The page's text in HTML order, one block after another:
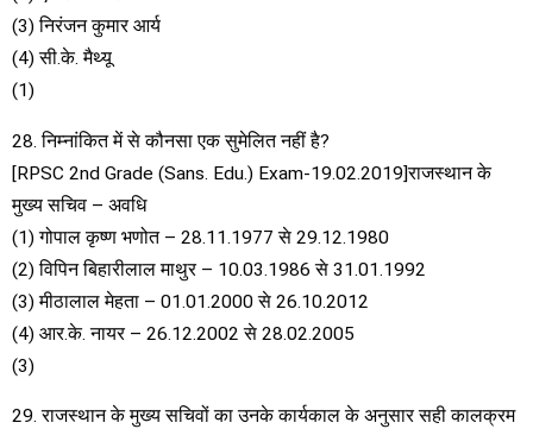
(3) निरंजन कुमार आर्य
(4) सी.के. मैथ्यू
(1)
28. निम्नांकित में से कौनसा एक सुमेलित नहीं है?
[RPSC 2nd Grade (Sans. Edu.) Exam-19.02.2019]राजस्थान के
मुख्य सचिव – अवधि
(1) गोपाल कृष्ण भणोत – 28.11.1977 से 29.12.1980
(2) विपिन बिहारीलाल माथुर – 10.03.1986 से 31.01.1992
(3) मीठालाल मेहता – 01.01.2000 से 26.10.2012
(4) आर.के. नायर – 26.12.2002 से 28.02.2005
(3)
29. राजस्थान के मुख्य सचिवों का उनके कार्यकाल के अनुसार सही कालक्रम